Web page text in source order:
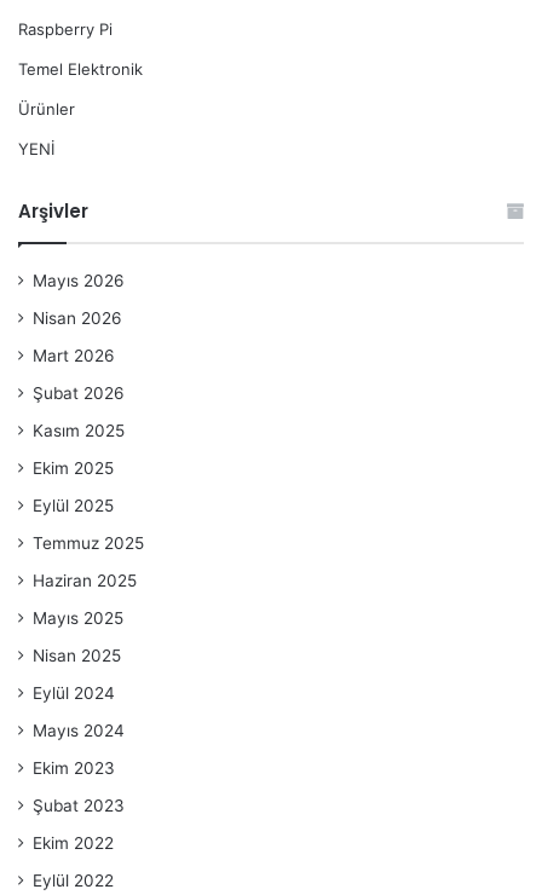
Raspberry Pi
Temel Elektronik
Ürünler
YENİ
Arşivler
Mayıs 2026
Nisan 2026
Mart 2026
Şubat 2026
Kasım 2025
Ekim 2025
Eylül 2025
Temmuz 2025
Haziran 2025
Mayıs 2025
Nisan 2025
Eylül 2024
Mayıs 2024
Ekim 2023
Şubat 2023
Ekim 2022
Eylül 2022